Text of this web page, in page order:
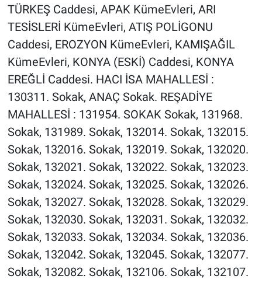
TÜRKEŞ Caddesi, APAK KümeEvleri, ARI
TESİSLERİ KümeEvleri, ATIŞ POLİGONU
Caddesi, EROZYON KümeEvleri, KAMIŞAĞIL
KümeEvleri, KONYA (ESKİ) Caddesi, KONYA
EREĞLİ Caddesi. HACI İSA MAHALLESİ :
130311. Sokak, ANAÇ Sokak. REŞADİYE
MAHALLESİ : 131954. SOKAK Sokak, 131968.
Sokak, 131989. Sokak, 132014. Sokak, 132015.
Sokak, 132016. Sokak, 132019. Sokak, 132020.
Sokak, 132021. Sokak, 132022. Sokak, 132023.
Sokak, 132024. Sokak, 132025. Sokak, 132026.
Sokak, 132027. Sokak, 132028. Sokak, 132029.
Sokak, 132030. Sokak, 132031. Sokak, 132032.
Sokak, 132033. Sokak, 132034. Sokak, 132036.
Sokak, 132042. Sokak, 132045. Sokak, 132077.
Sokak, 132082. Sokak, 132106. Sokak, 132107.